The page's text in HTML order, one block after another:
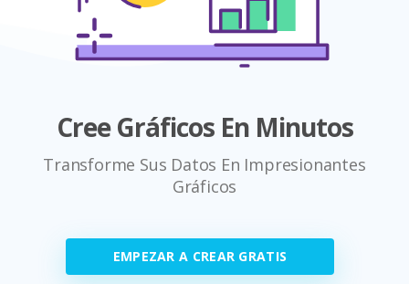
Cree Gráficos En Minutos
Transforme Sus Datos En Impresionantes
Gráficos
EMPEZAR A CREAR GRATIS